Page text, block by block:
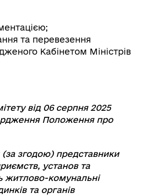
та перевезення
Кабінетом Міністрів
від 06 серпня 2025
Положення про
(за згодою) представники
установ та
житлово-комунальні
та органів